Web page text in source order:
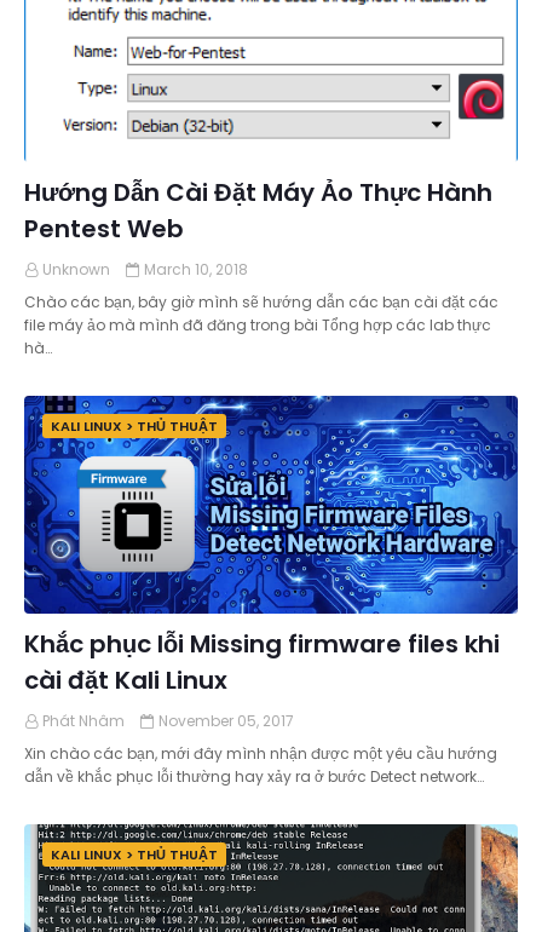
Hướng Dẫn Cài Đặt Máy Ảo Thực Hành
Pentest Web
Unknown
March 10, 2018
Chào các bạn, bây giờ mình sẽ hướng dẫn các bạn cài đặt các
file máy ảo mà mình đã đăng trong bài Tổng hợp các lab thực
hà…
KALI LINUX > THỦ THUẬT
Khắc phục lỗi Missing firmware files khi
cài đặt Kali Linux
Phát Nhâm
November 05, 2017
Xin chào các bạn, mới đây mình nhận được một yêu cầu hướng
dẫn về khắc phục lỗi thường hay xảy ra ở bước Detect network…
KALI LINUX > THỦ THUẬT